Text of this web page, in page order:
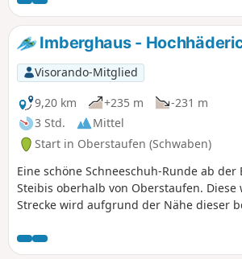
Imberghaus -
Visorando-Mitglied
9,20 km
+235 m
-231 m
3 Std.
Mittel
Start in Oberstaufen (Schwaben)
Eine schöne Schneeschuh-Runde ab der
Steibis oberhalb von Oberstaufen. Diese
Strecke wird aufgrund der Nähe dieser
Österreichs häufig genutzt.